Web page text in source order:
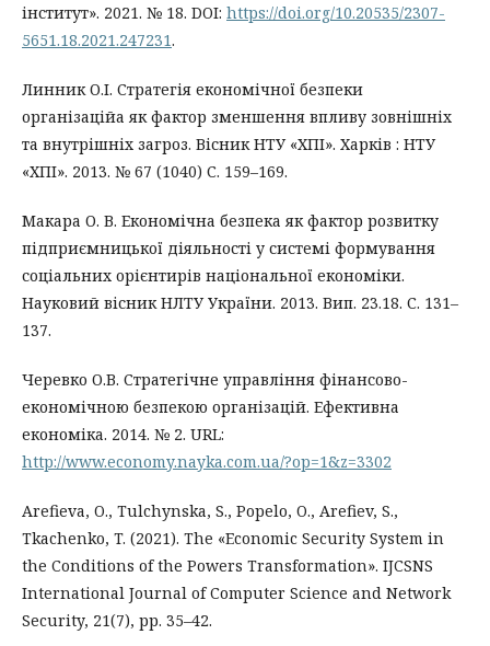
інститут». 2021. № 18. DOI: https://doi.org/10.20535/2307-
5651.18.2021.247231.
Линник О.І. Стратегія економічної безпеки
організаційа як фактор зменшення впливу зовнішніх
та внутрішніх загроз. Вісник НТУ «ХПІ». Харків : НТУ
«ХПІ». 2013. № 67 (1040) С. 159–169.
Макара О. В. Економічна безпека як фактор розвитку
підприємницької діяльності у системі формування
соціальних орієнтирів національної економіки.
Науковий вісник НЛТУ України. 2013. Вип. 23.18. С. 131–
137.
Черевко О.В. Стратегічне управління фінансово-
економічною безпекою організацій. Ефективна
економіка. 2014. № 2. URL:
http://www.economy.nayka.com.ua/?op=1&z=3302
Arefieva, O., Tulchynska, S., Popelo, O., Arefiev, S.,
Tkachenko, T. (2021). The «Economic Security System in
the Conditions of the Powers Transformation». IJCSNS
International Journal of Computer Science and Network
Security, 21(7), рр. 35–42.